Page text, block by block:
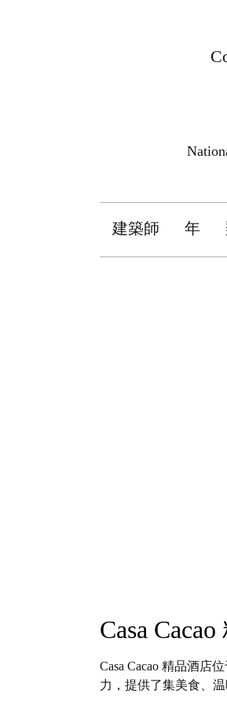
建築師 年
Casa
Casa Cacao 精品酒店
力，提供了集美食、